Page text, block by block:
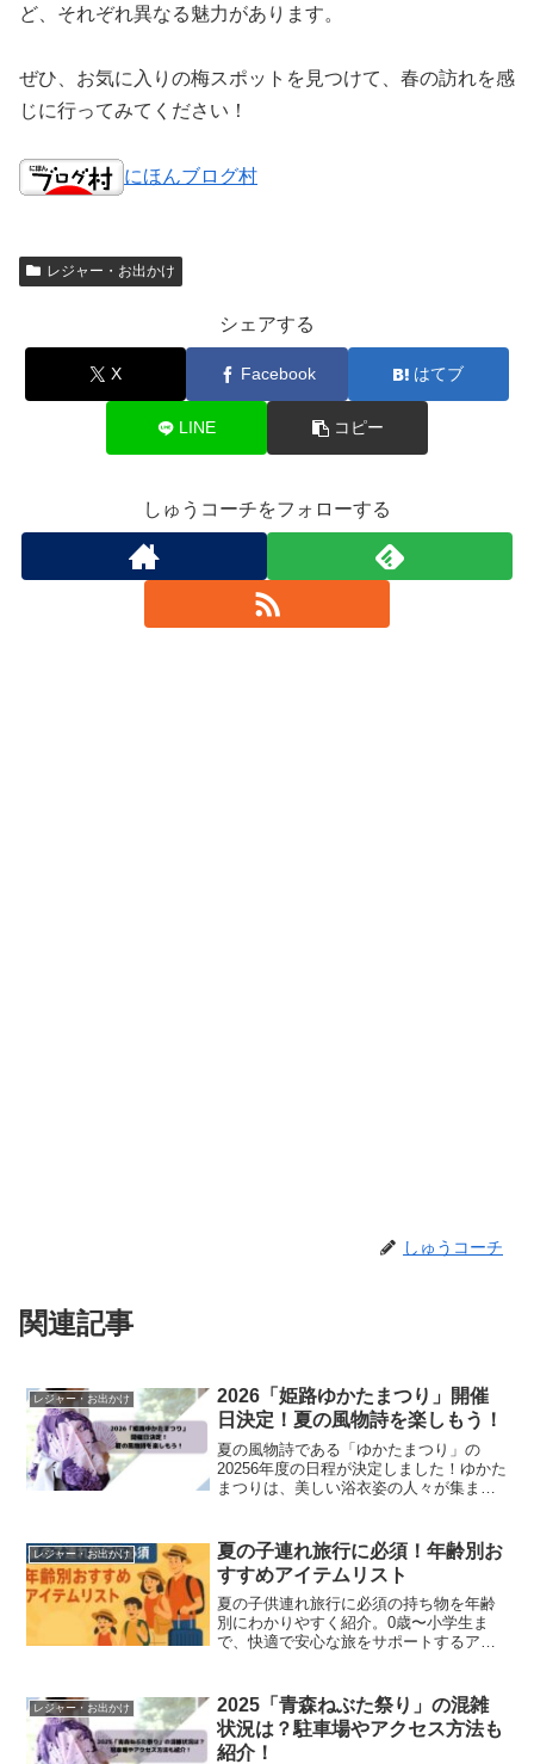
ど、それぞれ異なる魅力があります。
ぜひ、お気に入りの梅スポットを見つけて、春の訪れを感
じに行ってみてください！
にほんブログ村
レジャー・お出かけ
シェアする
X Facebook はてブ
LINE コピー
しゅうコーチをフォローする
しゅうコーチ
関連記事
レジャー・お出かけ
2026「姫路ゆかたまつり」開催
日決定！夏の風物詩を楽しもう！
夏の風物詩である「ゆかたまつり」の
20256年度の日程が決定しました！ゆかた
まつりは、美しい浴衣姿の人々が集ま
魅力が待っているのでしょうか？
レジャー・お出かけ
夏の子連れ旅行に必須！年齢別お
すすめアイテムリスト
夏の子供連れ旅行に必須の持ち物を年齢
別にわかりやすく紹介。0歳〜小学生ま
で、快適で安心な旅をサポートするアイ
レジャー・お出かけ
2025「青森ねぶた祭り」の混雑
状況は？駐車場やアクセス方法も
紹介！